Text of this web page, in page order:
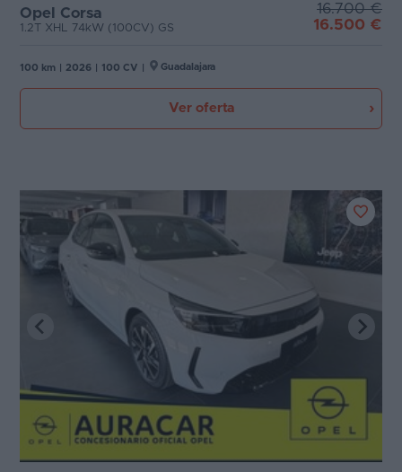
Opel Corsa
1.2T XHL 74kW (100CV) GS
16.700 €
16.500 €
100 km 2026 100 CV Guadalajara
Ver oferta